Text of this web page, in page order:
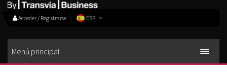
Acceder / Registrarse ESP
Menú principal